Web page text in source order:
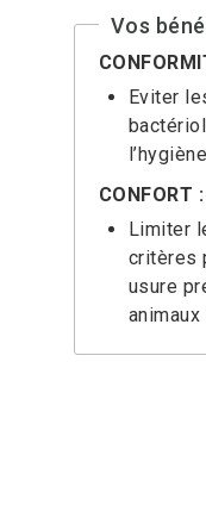
Vos
Eviter
CONFORT :
Limiter
critères
usure